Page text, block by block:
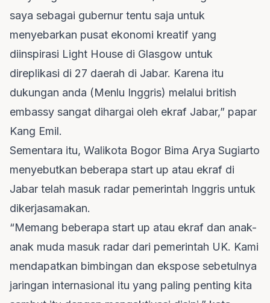
saya sebagai gubernur tentu saja untuk
menyebarkan pusat ekonomi kreatif yang
diinspirasi Light House di Glasgow untuk
direplikasi di 27 daerah di Jabar. Karena itu
dukungan anda (Menlu Inggris) melalui british
embassy sangat dihargai oleh ekraf Jabar,” papar
Kang Emil.
Sementara itu, Walikota Bogor Bima Arya Sugiarto
menyebutkan beberapa start up atau ekraf di
Jabar telah masuk radar pemerintah Inggris untuk
dikerjasamakan.
“Memang beberapa start up atau ekraf dan anak-
anak muda masuk radar dari pemerintah UK. Kami
mendapatkan bimbingan dan ekspose sebetulnya
jaringan internasional itu yang paling penting kita